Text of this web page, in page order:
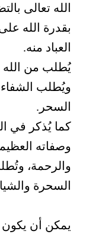
الله تعالى
بقدرة الله
العباد منه.
يُطلب من الله
ويُطلب الشفاء
السحر.
كما يُذكر في
وصفاته
والرحمة،
السحرة
يمكن أن